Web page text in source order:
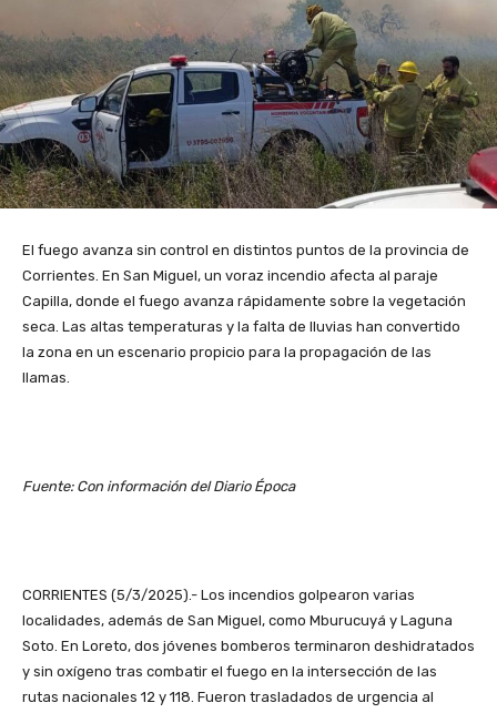
El fuego avanza sin control en distintos puntos de la provincia de
Corrientes. En San Miguel, un voraz incendio afecta al paraje
Capilla, donde el fuego avanza rápidamente sobre la vegetación
seca. Las altas temperaturas y la falta de lluvias han convertido
la zona en un escenario propicio para la propagación de las
llamas.
Fuente: Con información del Diario Época
CORRIENTES (5/3/2025).- Los incendios golpearon varias
localidades, además de San Miguel, como Mburucuyá y Laguna
Soto. En Loreto, dos jóvenes bomberos terminaron deshidratados
y sin oxígeno tras combatir el fuego en la intersección de las
rutas nacionales 12 y 118. Fueron trasladados de urgencia al